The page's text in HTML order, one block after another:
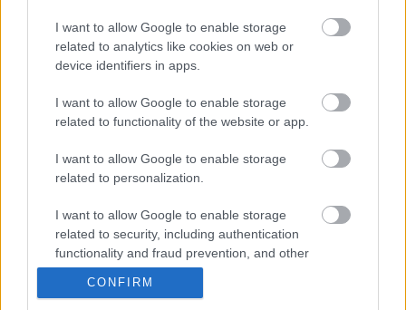
I want to allow Google to enable storage
related to analytics like cookies on web or
device identifiers in apps.
I want to allow Google to enable storage
related to functionality of the website or app.
I want to allow Google to enable storage
related to personalization.
I want to allow Google to enable storage
related to security, including authentication
functionality and fraud prevention, and other
user protection.
CONFIRM
Budapest része, igaz hogy külváros, de itt is
élnek emberek. A volánbuszok mind
alacsonypadlósak, akkor itt miért kell ilyen
buszokat járatni? Minden hónapban
megveszem a bérletet, úgyhogy úgy érzem,
hogy jogom lenne ahhoz, hogy a buszok
akadálymentesek legyenek.
Címkék:alacsonypadló akadálymentes